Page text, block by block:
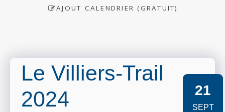
AJOUT CALENDRIER (GRATUIT)
Le Villiers-Trail
2024
21
SEPT